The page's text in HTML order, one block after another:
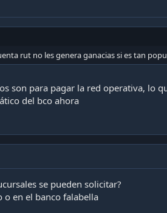
rut no les genera ganacias si es tan
son para pagar la red operativa, lo
del bco ahora
se pueden solicitar?
o en el banco falabella